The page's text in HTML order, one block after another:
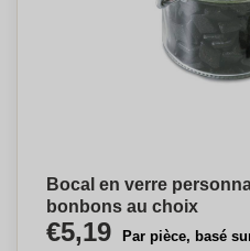
Bocal en verre
bonbons au choix
€5,19 Par pièce, basé